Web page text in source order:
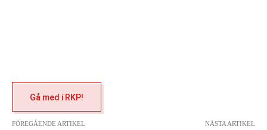
Gå med i RKP!
FÖREGÅENDE ARTIKEL NÄSTA ARTIKEL